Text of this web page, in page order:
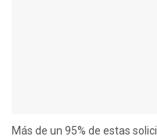
Más de un 95% de estas